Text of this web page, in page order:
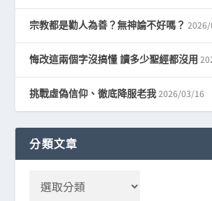
宗教都是勸人為善？無神論不好嗎？
悔改這兩個字沒搞懂 讀多少聖經都沒用
挑戰虛偽信仰、徹底降服老我 2026/03/16
分類文章